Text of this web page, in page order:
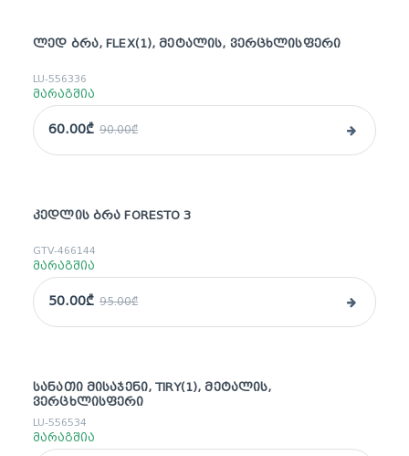
sale
ᲚᲔᲓ ᲑᲠᲐ, FLEX(1), ᲛᲔᲢᲐᲚᲘᲡ, ᲕᲔᲠᲪᲮᲚᲘᲡᲤᲔᲠᲘ
LU-556336
მარაგშია
60.00₾ 90.00₾
sale
ᲙᲔᲓᲚᲘᲡ ᲑᲠᲐ FORESTO 3
GTV-466144
მარაგშია
50.00₾ 95.00₾
sale
ᲡᲐᲜᲐᲗᲘ ᲛᲘᲡᲐᲯᲔᲜᲘ, TIRY(1), ᲛᲔᲢᲐᲚᲘᲡ,
ᲕᲔᲠᲪᲮᲚᲘᲡᲤᲔᲠᲘ
LU-556534
მარაგშია